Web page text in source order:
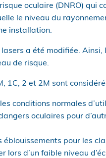
oculaire (DNRO) qui
le niveau du
installation.
a été modifiée.
de risque.
1C, 2 et 2M sont
conditions normales
oculaires pour
éblouissements pour les
lors d’un faible niveau